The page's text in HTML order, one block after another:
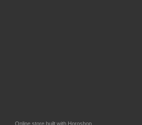
Online store built with Horoshop